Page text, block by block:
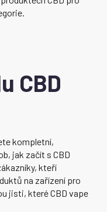
CBD
kompletní,
jak začít s CBD
kteří
na zařízení pro
jisti, které CBD vape